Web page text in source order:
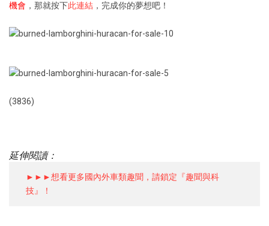
機會 ，那就按下此連結 ，完成你的夢想吧！
(3836)
延伸閱讀：
►►►想看更多國內外車類趣聞，請鎖定『趣聞與科
技』！